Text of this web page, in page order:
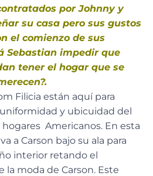
por Johnny y
su casa pero sus gustos
el comienzo de sus
Sebastian impedir que
tener el hogar que se
Filicia están aquí para
y ubicuidad del
Americanos. En esta
a Carson bajo su ala para
interior retando el
moda de Carson. Este